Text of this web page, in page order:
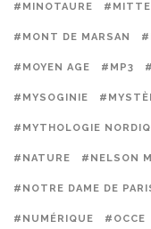
#MINOTAURE
#MONT DE MARSAN
#MOYEN AGE #MP3
#MYSOGINIE
#MYTHOLOGIE
#NATURE #NELSON
#NOTRE DAME DE
#NUMÉRIQUE #OCCE